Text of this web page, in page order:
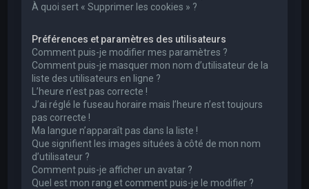
À quoi sert « Supprimer les cookies » ?
Préférences et paramètres des utilisateurs
Comment puis-je modifier mes paramètres ?
Comment puis-je masquer mon nom d’utilisateur de la
liste des utilisateurs en ligne ?
L’heure n’est pas correcte !
J’ai réglé le fuseau horaire mais l’heure n’est toujours
pas correcte !
Ma langue n’apparaît pas dans la liste !
Que signifient les images situées à côté de mon nom
d’utilisateur ?
Comment puis-je afficher un avatar ?
Quel est mon rang et comment puis-je le modifier ?